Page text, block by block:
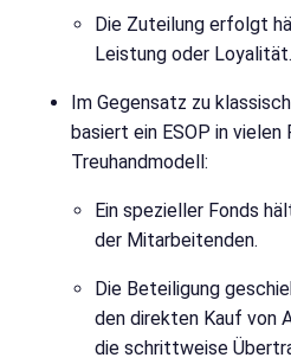
Die Zuteilung erfolgt
Leistung oder Loyalität.
Im Gegensatz zu
basiert ein ESOP in vielen
Treuhandmodell:
Ein spezieller Fonds
der Mitarbeitenden.
Die Beteiligung
den direkten Kauf von
die schrittweise